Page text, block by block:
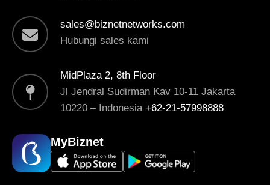
sales@biznetnetworks.com
Hubungi sales kami
MidPlaza 2, 8th Floor
Jl Jendral Sudirman Kav 10-11 Jakarta
10220 – Indonesia+62-21-57998888
MyBiznet